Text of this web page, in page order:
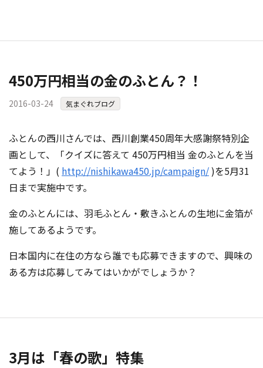
450万円相当の金のふとん？！
2016-03-24 気まぐれブログ
ふとんの西川さんでは、西川創業450周年大感謝祭特別企
画として、「クイズに答えて 450万円相当 金のふとんを当
てよう！」( http://nishikawa450.jp/campaign/)を5月31
日まで実施中です。
金のふとんには、羽毛ふとん・敷きふとんの生地に金箔が
施してあるようです。
日本国内に在住の方なら誰でも応募できますので、興味の
ある方は応募してみてはいかがでしょうか？
3月は「春の歌」特集